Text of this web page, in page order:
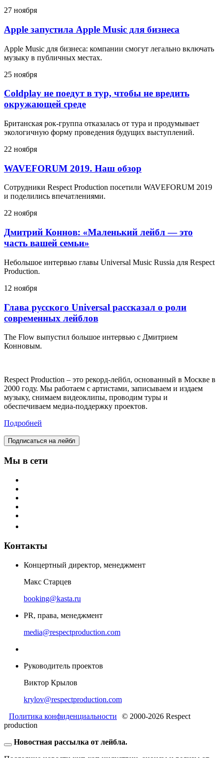
27 ноября
Apple запустила Apple Music для бизнеса
Apple Music для бизнеса: компании смогут легально включать
музыку в публичных местах.
25 ноября
Coldplay не поедут в тур, чтобы не вредить
окружающей среде
Британская рок-группа отказалась от тура и продумывает
экологичную форму проведения будущих выступлений.
22 ноября
WAVEFORUM 2019. Наш обзор
Сотрудники Respect Production посетили WAVEFORUM 2019
и поделились впечатлениями.
22 ноября
Дмитрий Коннов: «Маленький лейбл — это
часть вашей семьи»
Небольшое интервью главы Universal Music Russia для Respect
Production.
12 ноября
Глава русского Universal рассказал о роли
современных лейблов
The Flow выпустил большое интервью с Дмитрием
Конновым.
Respect Production – это рекорд-лейбл, основанный в Москве в
2000 году. Мы работаем с артистами, записываем и издаем
музыку, снимаем видеоклипы, проводим туры и
обеспечиваем медиа-поддержку проектов.
Подробней
Подписаться на лейбл
Мы в сети
Контакты
Концертный директор, менеджмент
Макс Старцев
booking@kasta.ru
PR, права, менеджмент
media@respectproduction.com
Руководитель проектов
Виктор Крылов
krylov@respectproduction.com
Политика конфиденциальности
© 2000-2026 Respect
production
Новостная рассылка от лейбла.